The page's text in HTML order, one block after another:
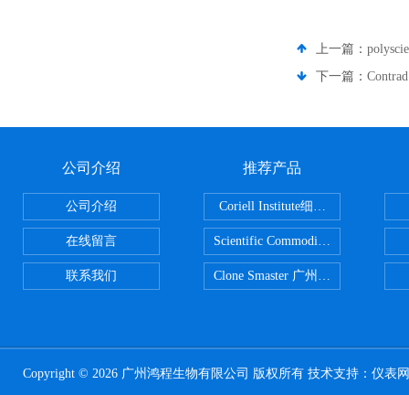
上一篇：
下一篇：
公司介绍
公司介绍
在线留言
联系我们
推荐产品
Scientific CommoditiesPE管 广州
Clone Smaster 广州鸿程代理
Copyright © 2026 广州鸿程生物有限公司 版权所有 技术支持： 仪表网